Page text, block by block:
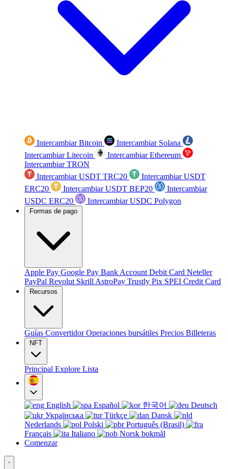
Intercambiar Bitcoin
Intercambiar Solana
Intercambiar Litecoin
Intercambiar Ethereum
Intercambiar TRON
Intercambiar USDT TRC20
Intercambiar USDT
ERC20
Intercambiar USDT BEP20
Intercambiar
USDC ERC20
Intercambiar USDC Polygon
Formas de pago
Apple Pay Google Pay Bank Account Debit Card Neteller
PayPal Revolut Skrill AstroPay Trustly Pix SPEI Credit Card
Recursos
Guías ConvertidorOperaciones bursátiles Precios Billeteras
NFT
Principal Explore Lista
English Español 한국어
Deutsch
Українська
Türkçe
Dansk
Nederlands
Polski
Português (Brasil)
Français
Italiano
Norsk bokmål
Comenzar